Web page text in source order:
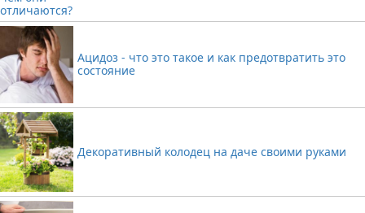
Ацидоз - что это такое и как предотвратить это
состояние
Декоративный колодец на даче своими руками